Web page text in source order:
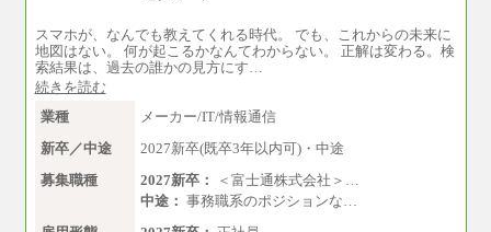
スマホが、なんでも教えてくれる時代。 でも、これからの未来に
地図はない。 何が起こるかなんてわからない。 正解は変わる。検
索結果は、過去の誰かの見方にす…
続きを読む
業種
メーカー/IT/情報通信
新卒／中途
2027新卒(既卒3年以内可)・中途
募集職種
2027新卒：
＜富士通株式会社＞…
中途： 事務職系のポジションな…